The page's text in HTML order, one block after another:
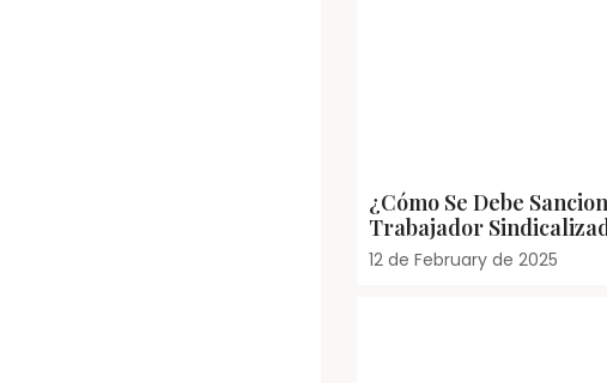
¿Cómo Se Debe
Trabajador
12 de February de 2025